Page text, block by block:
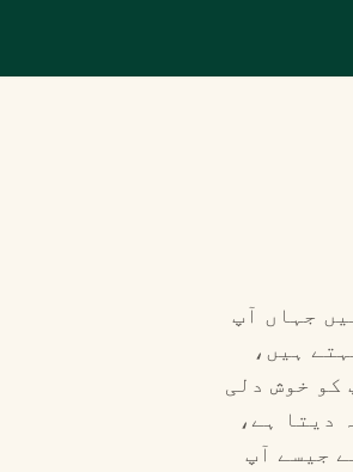
جہاں آپ
ہیں،
کو خوش دلی
دیتا ہے،
جیسے آپ